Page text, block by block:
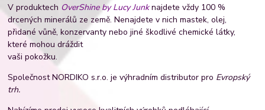
V produktech OverShine by Lucy Junknajdete vždy 100 %
drcených minerálů ze země. Nenajdete v nich mastek, olej,
přidané vůně, konzervanty nebo jiné škodlivé chemické látky,
které mohou dráždit
vaši pokožku.
Společnost NORDIKO s.r.o. je výhradním distributor pro Evropský
trh.